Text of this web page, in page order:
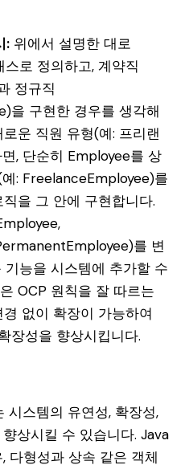
: 위에서 설명한 대로
로 정의하고, 계약직
정규직
을 구현한 경우를 생각해
운 직원 유형(예: 프리랜
, 단순히 Employee를 상
: FreelanceEmployee)를
을 그 안에 구현합니다.
를 변
능을 시스템에 추가할 수
OCP 원칙을 잘 따르는
없이 확장이 가능하여
장성을 향상시킵니다.
시스템의 유연성, 확장성,
상시킬 수 있습니다. Java
다형성과 상속 같은 객체